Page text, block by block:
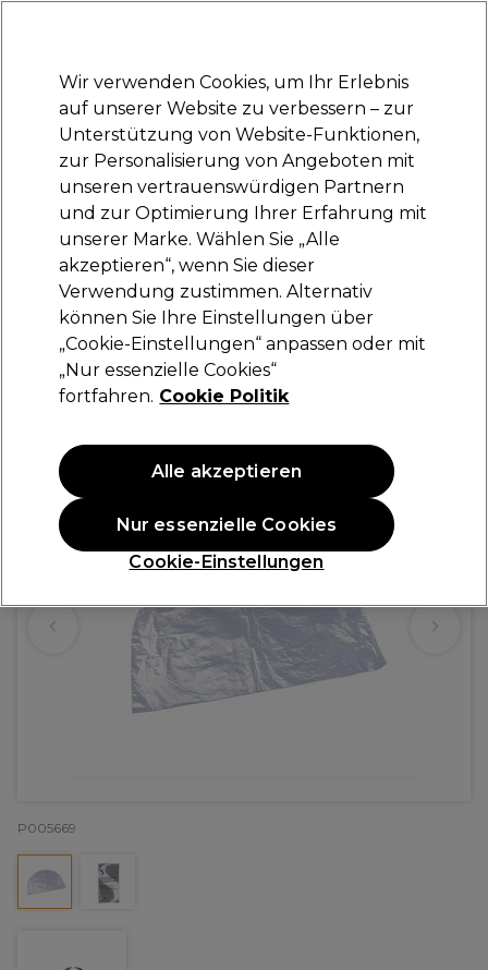
Anmelden
Marken Deals Haare Elektrogeräte Saloneinrichtung
Lieferung und Lieferzeiten
– mehr erfahren
S-PRO Einweg-Heizkappe 100St
0
5,85 €
P005669
Wir verwenden Cookies, um Ihr Erlebnis
auf unserer Website zu verbessern – zur
Unterstützung von Website-Funktionen,
zur Personalisierung von Angeboten mit
unseren vertrauenswürdigen Partnern
und zur Optimierung Ihrer Erfahrung mit
unserer Marke. Wählen Sie „Alle
akzeptieren“, wenn Sie dieser
Verwendung zustimmen. Alternativ
können Sie Ihre Einstellungen über
„Cookie-Einstellungen“ anpassen oder mit
„Nur essenzielle Cookies“
fortfahren. Cookie Politik
Cookie-Einstellungen
Nur essenzielle Cookies
Alle akzeptieren